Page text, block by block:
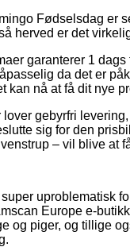
Fødselsdag er
herved er det
garanterer 1
da det er
kan nå at få dit nye
gebyrfri
sig for den
– vil blive at
uproblematisk
Europe e-
og piger, og tillige